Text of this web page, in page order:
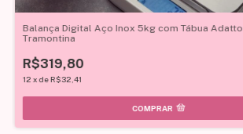
Balança Digital Aço Inox 5kg com Tábua Adatto
Tramontina
R$319,80
12 xdeR$32,41